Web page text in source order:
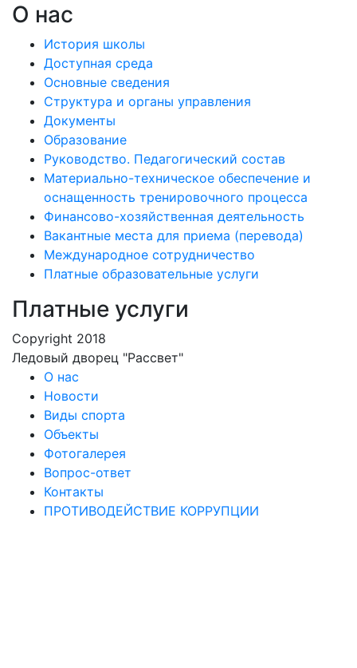
О нас
История школы
Доступная среда
Основные сведения
Структура и органы управления
Документы
Образование
Руководство. Педагогический состав
Материально-техническое обеспечение и
оснащенность тренировочного процесса
Финансово-хозяйственная деятельность
Вакантные места для приема (перевода)
Международное сотрудничество
Платные образовательные услуги
Платные услуги
Copyright 2018
Ледовый дворец "Рассвет"
О нас
Новости
Виды спорта
Объекты
Фотогалерея
Вопрос-ответ
Контакты
ПРОТИВОДЕЙСТВИЕ КОРРУПЦИИ